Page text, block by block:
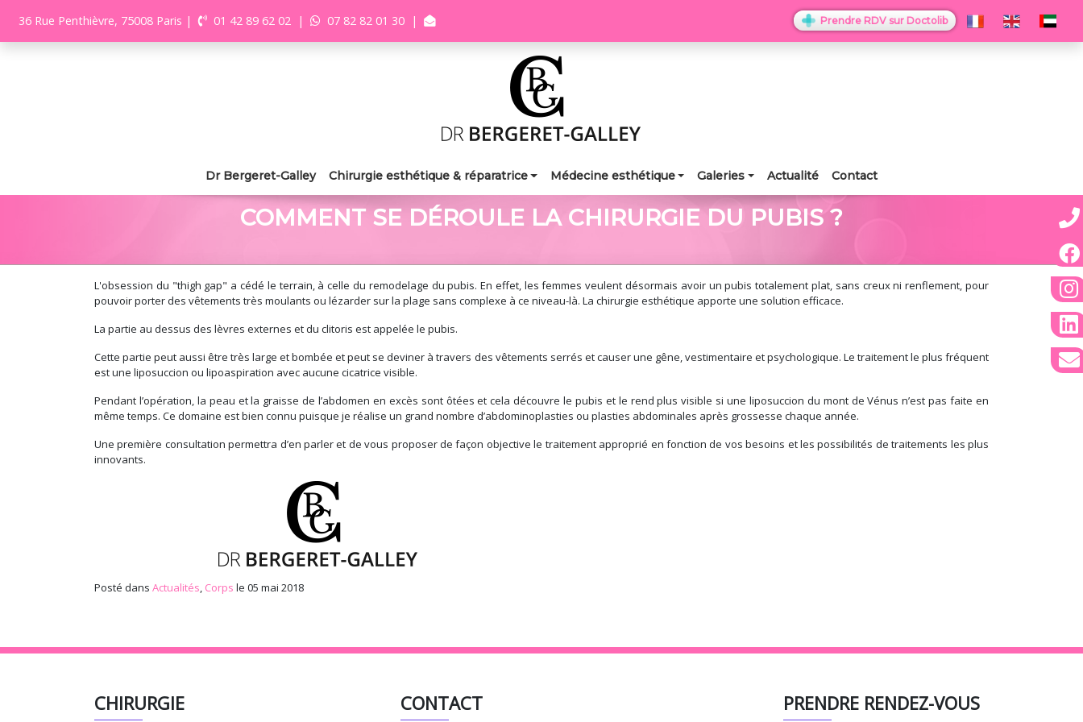
36 Rue Penthièvre, 75008 Paris | 01 42 89 62 02 | 07 82 82 01 30 | Prendre RDV sur Doctolib
Dr Bergeret-Galley Chirurgie esthétique & réparatrice Médecine esthétique Galeries Actualité Contact
COMMENT SE DÉROULE LA CHIRURGIE DU PUBIS ?
L'obsession du "thigh gap" a cédé le terrain, à celle du remodelage du pubis. En effet, les femmes veulent désormais avoir un pubis totalement plat, sans creux ni renflement, pour
pouvoir porter des vêtements très moulants ou lézarder sur la plage sans complexe à ce niveau-là. La chirurgie esthétique apporte une solution efficace.
La partie au dessus des lèvres externes et du clitoris est appelée le pubis.
Cette partie peut aussi être très large et bombée et peut se deviner à travers des vêtements serrés et causer une gêne, vestimentaire et psychologique. Le traitement le plus fréquent
est une liposuccion ou lipoaspiration avec aucune cicatrice visible.
Pendant l’opération, la peau et la graisse de l’abdomen en excès sont ôtées et cela découvre le pubis et le rend plus visible si une liposuccion du mont de Vénus n’est pas faite en
même temps. Ce domaine est bien connu puisque je réalise un grand nombre d’abdominoplasties ou plasties abdominales après grossesse chaque année.
Une première consultation permettra d’en parler et de vous proposer de façon objective le traitement approprié en fonction de vos besoins et les possibilités de traitements les plus
innovants.
Posté dans Actualités, Corps le 05 mai 2018
CHIRURGIE CONTACT PRENDRE RENDEZ-VOUS